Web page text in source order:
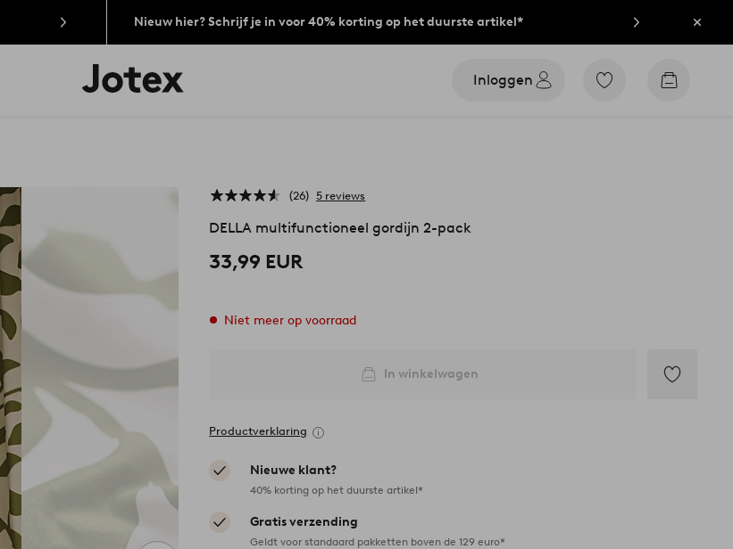
Nieuw hier? Schrijf je in voor 40% korting op het duurste artikel*
Jotex
logo
Inloggen
Ga
Go
26 5 reviews
DELLA multifunctioneel gordijn 2-pack
33,99 EUR
Niet meer op voorraad
In winkelwagen
Productverklaring
Nieuwe klant?
40% korting op het duurste artikel*
Gratis verzending
Geldt voor standaard pakketten boven de 129 euro*